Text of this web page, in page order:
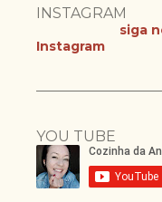
INSTAGRAM
siga
Instagram
YOU TUBE